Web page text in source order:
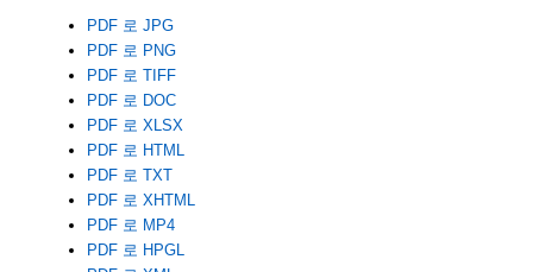
PDF 로 JPG
PDF 로 PNG
PDF 로 TIFF
PDF 로 DOC
PDF 로 XLSX
PDF 로 HTML
PDF 로 TXT
PDF 로 XHTML
PDF 로 MP4
PDF 로 HPGL